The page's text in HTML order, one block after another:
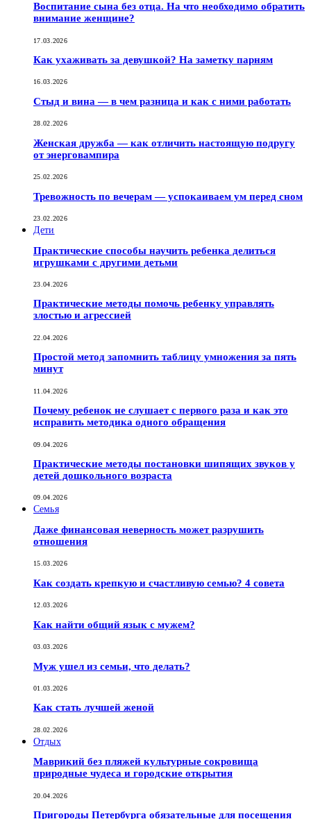
Воспитание сына без отца. На что необходимо обратить
внимание женщине?
17.03.2026
Как ухаживать за девушкой? На заметку парням
16.03.2026
Стыд и вина — в чем разница и как с ними работать
28.02.2026
Женская дружба — как отличить настоящую подругу
от энерговампира
25.02.2026
Тревожность по вечерам — успокаиваем ум перед сном
23.02.2026
Дети
Практические способы научить ребенка делиться
игрушками с другими детьми
23.04.2026
Практические методы помочь ребенку управлять
злостью и агрессией
22.04.2026
Простой метод запомнить таблицу умножения за пять
минут
11.04.2026
Почему ребенок не слушает с первого раза и как это
исправить методика одного обращения
09.04.2026
Практические методы постановки шипящих звуков у
детей дошкольного возраста
09.04.2026
Семья
Даже финансовая неверность может разрушить
отношения
15.03.2026
Как создать крепкую и счастливую семью? 4 совета
12.03.2026
Как найти общий язык с мужем?
03.03.2026
Муж ушел из семьи, что делать?
01.03.2026
Как стать лучшей женой
28.02.2026
Отдых
Маврикий без пляжей культурные сокровища
природные чудеса и городские открытия
20.04.2026
Пригороды Петербурга обязательные для посещения